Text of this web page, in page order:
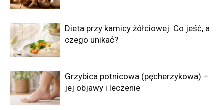
Dieta przy kamicy żółciowej. Co jeść, a
czego unikać?
Grzybica potnicowa (pęcherzykowa) –
jej objawy i leczenie